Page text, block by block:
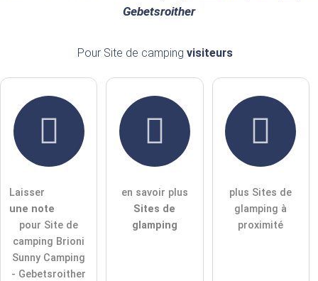
J'accepte par la présente les termes et conditions
J'ai lu la déclaration de protection des données .
poser une question publique
Attention, les questions publiques sont
visibles
par tous les visiteurs
Cliquez ici pour poser une
Site de camping
Gebetsroither
Pour Site de camping visiteurs
Laisser
une note
pour Site de
camping Brioni
Sunny Camping
- Gebetsroither
en savoir plus
Sites de
glamping
plus Sites de
glamping à
proximité